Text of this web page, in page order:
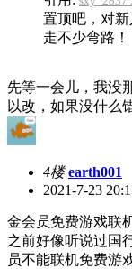
置顶吧，对
走不少弯路！
先等一会儿，我没
以改，如果没什么
4楼 earth001
2021-7-23
金会员免费游戏联
之前好像听说过国
员不能联机免费游